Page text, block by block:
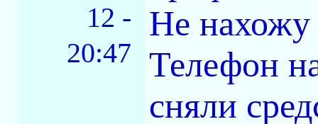
12 -
20:47
Не нахожу
Телефон
сняли